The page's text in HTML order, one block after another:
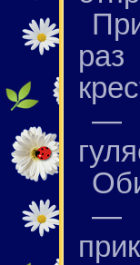
—
—